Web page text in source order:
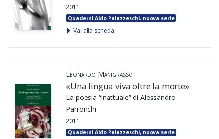
2011
Quaderni Aldo Palazzeschi, nuova serie
Vai alla scheda
Leonardo Manigrasso
«Una lingua viva oltre la morte»
La poesia “inattuale” di Alessandro
Parronchi
2011
Quaderni Aldo Palazzeschi, nuova serie